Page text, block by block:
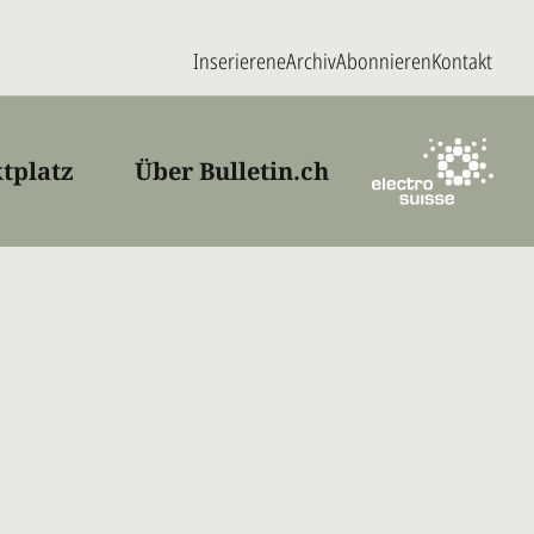
InseriereneArchivAbonnierenKontakt
Über Bulletin.ch